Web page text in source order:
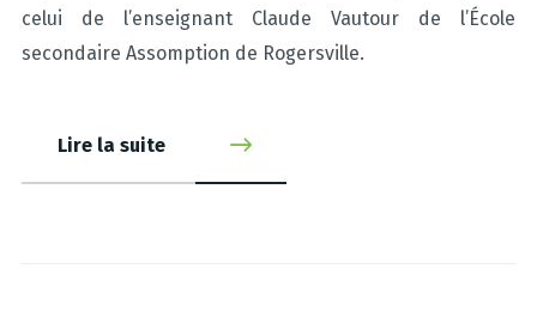
celui de l’enseignant Claude Vautour de l’École
secondaire Assomption de Rogersville.
Lire la suite